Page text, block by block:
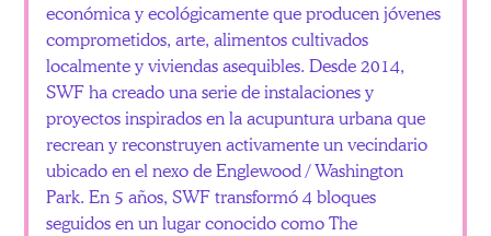
económica y ecológicamente que producen jóvenes
comprometidos, arte, alimentos cultivados
localmente y viviendas asequibles. Desde 2014,
SWF ha creado una serie de instalaciones y
proyectos inspirados en la acupuntura urbana que
recrean y reconstruyen activamente un vecindario
ubicado en el nexo de Englewood / Washington
Park. En 5 años, SWF transformó 4 bloques
seguidos en un lugar conocido como The